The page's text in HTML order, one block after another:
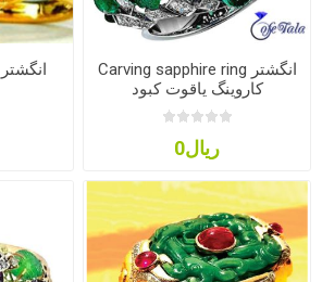
Carving sapphire ring انگشتر
کاروینگ یاقوت کبود
ریال0